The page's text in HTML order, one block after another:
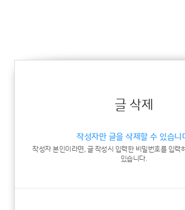
글 삭제
작성자만 글을 삭제할 수 있습니
작성자 본인이라면, 글 작성시 입력한 비밀번호를 입력
있습니다.